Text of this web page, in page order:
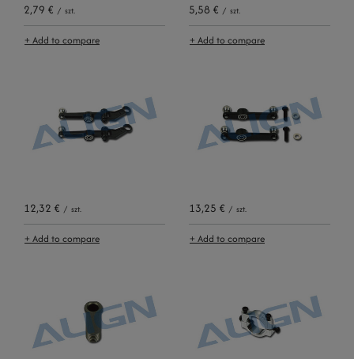
2,79 € / szt.
+ Add to compare
5,58 € / szt.
+ Add to compare
12,32 € / szt.
+ Add to compare
13,25 € / szt.
+ Add to compare